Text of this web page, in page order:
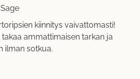
kiinnitys vaivattomasti!
ammattimaisen tarkan ja
ilman sotkua.